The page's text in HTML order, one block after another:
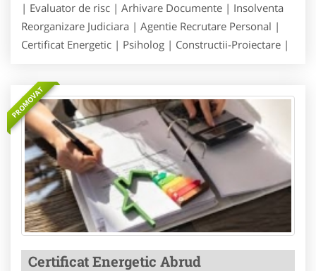
| Evaluator de risc | Arhivare Documente | Insolventa
Reorganizare Judiciara | Agentie Recrutare Personal |
Certificat Energetic | Psiholog | Constructii-Proiectare |
PROMOVAT
Certificat Energetic Abrud